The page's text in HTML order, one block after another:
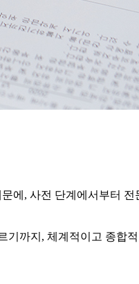
에, 사전 단계에서부터 전
기까지, 체계적이고 종합